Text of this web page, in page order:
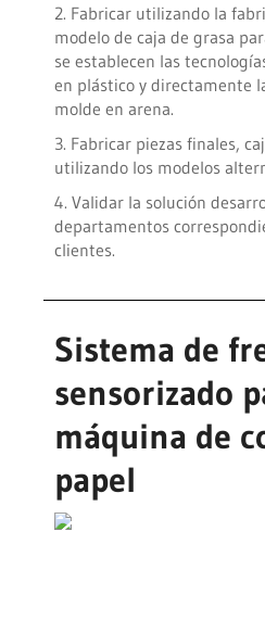
2. Fabricar utilizando la
modelo de caja de grasa
se establecen las
en plástico y directamente
molde en arena.
3. Fabricar piezas finales,
utilizando los modelos
4. Validar la solución
departamentos
clientes.
Sistema de
sensorizado
máquina de
papel